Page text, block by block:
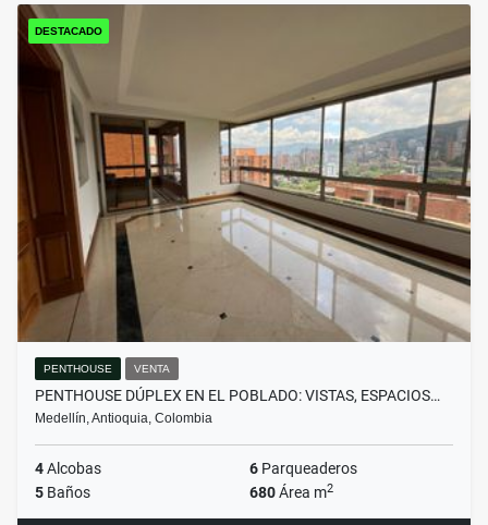
DESTACADO
PENTHOUSE VENTA
PENTHOUSE DÚPLEX EN EL POBLADO: VISTAS, ESPACIOS…
Medellín, Antioquia, Colombia
4Alcobas 6 Parqueaderos
5 Baños 680Área m2